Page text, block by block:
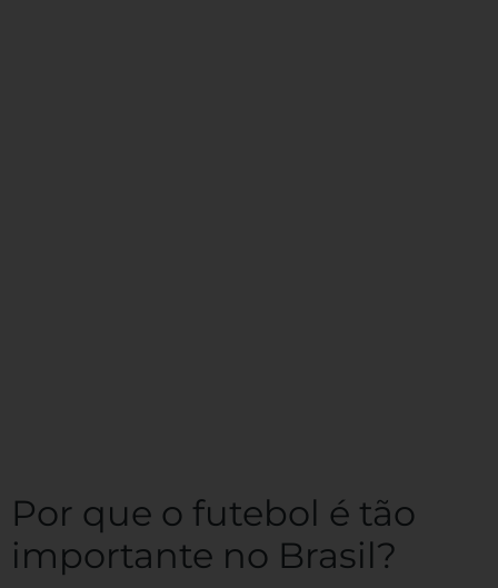
Por que o futebol é tão
importante no Brasil?